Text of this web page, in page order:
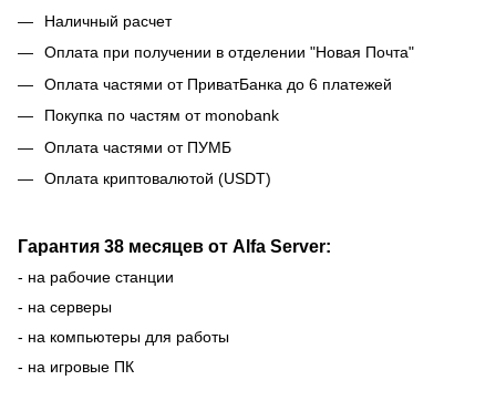
Наличный расчет
Оплата при получении в отделении "Новая Почта"
Оплата частями от ПриватБанка до 6 платежей
Покупка по частям от monobank
Оплата частями от ПУМБ
Оплата криптовалютой (USDT)
Гарантия 38 месяцев от Alfa Server:
- на рабочие станции
- на серверы
- на компьютеры для работы
- на игровые ПК